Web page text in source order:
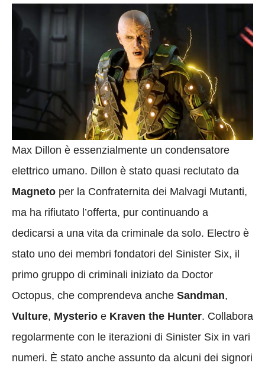
Max Dillon è essenzialmente un condensatore
elettrico umano. Dillon è stato quasi reclutato da
Magneto per la Confraternita dei Malvagi Mutanti,
ma ha rifiutato l’offerta, pur continuando a
dedicarsi a una vita da criminale da solo. Electro è
stato uno dei membri fondatori del Sinister Six, il
primo gruppo di criminali iniziato da Doctor
Octopus, che comprendeva anche Sandman,
Vulture, Mysterio e Kraven the Hunter. Collabora
regolarmente con le iterazioni di Sinister Six in vari
numeri. È stato anche assunto da alcuni dei signori